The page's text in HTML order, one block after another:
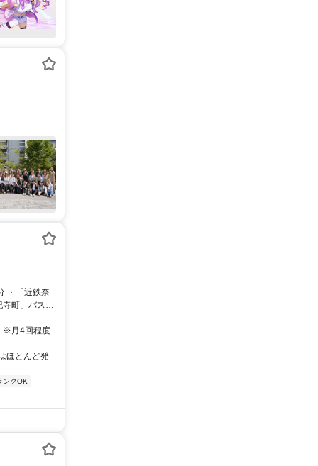
・「近鉄奈
町」バス停
※月4回程度
ほとんど発
ンクOK